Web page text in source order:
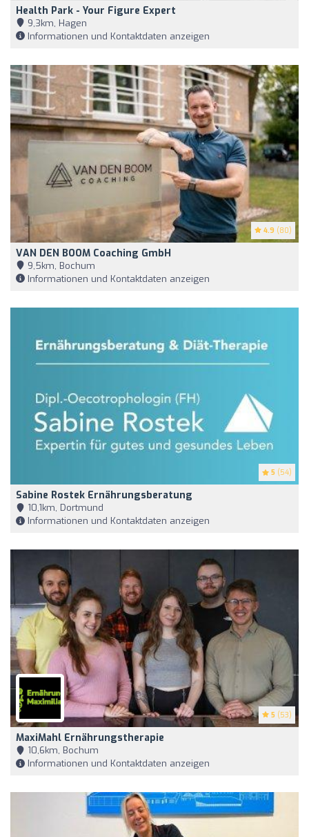
Health Park - Your Figure Expert
9,3km, Hagen
Informationen und Kontaktdaten anzeigen
4.9 (80)
VAN DEN BOOM Coaching GmbH
9,5km, Bochum
Informationen und Kontaktdaten anzeigen
5 (54)
Sabine Rostek Ernährungsberatung
10,1km, Dortmund
Informationen und Kontaktdaten anzeigen
5 (53)
MaxiMahl Ernährungstherapie
10,6km, Bochum
Informationen und Kontaktdaten anzeigen